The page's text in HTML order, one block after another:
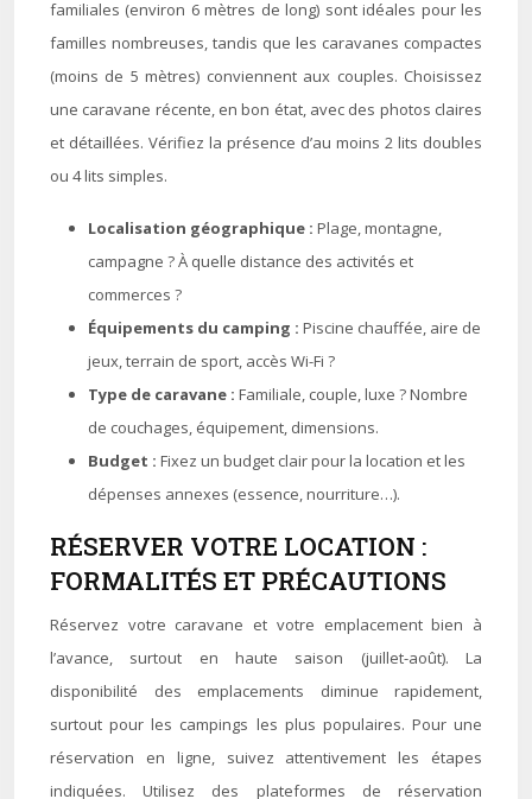
familiales (environ 6 mètres de long) sont idéales pour les
familles nombreuses, tandis que les caravanes compactes
(moins de 5 mètres) conviennent aux couples. Choisissez
une caravane récente, en bon état, avec des photos claires
et détaillées. Vérifiez la présence d’au moins 2 lits doubles
ou 4 lits simples.
Localisation géographique : Plage, montagne,
campagne ? À quelle distance des activités et
commerces ?
Équipements du camping : Piscine chauffée, aire de
jeux, terrain de sport, accès Wi-Fi ?
Type de caravane : Familiale, couple, luxe ? Nombre
de couchages, équipement, dimensions.
Budget : Fixez un budget clair pour la location et les
dépenses annexes (essence, nourriture…).
RÉSERVER VOTRE LOCATION :
FORMALITÉS ET PRÉCAUTIONS
Réservez votre caravane et votre emplacement bien à
l’avance, surtout en haute saison (juillet-août). La
disponibilité des emplacements diminue rapidement,
surtout pour les campings les plus populaires. Pour une
réservation en ligne, suivez attentivement les étapes
indiquées. Utilisez des plateformes de réservation